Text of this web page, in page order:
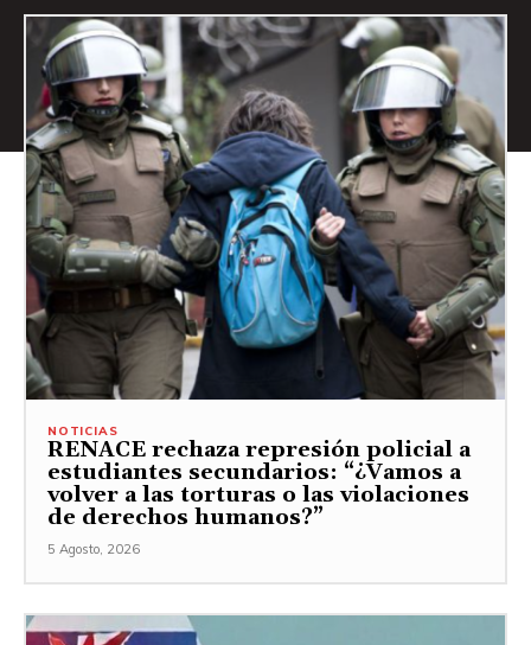
NOTICIAS
RENACE rechaza represión policial a
estudiantes secundarios: “¿Vamos a
volver a las torturas o las violaciones
de derechos humanos?”
5 Agosto, 2026